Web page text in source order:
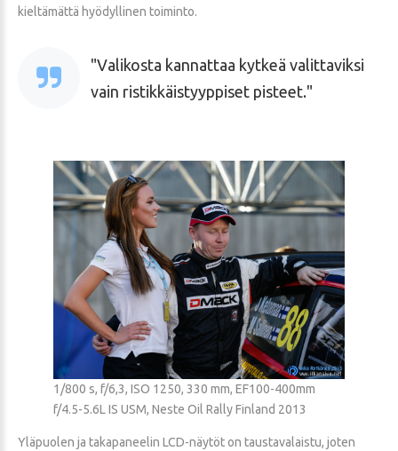
kieltämättä hyödyllinen toiminto.
Valikosta kannattaa kytkeä valittaviksi
vain ristikkäistyyppiset pisteet.
1/800 s, f/6,3, ISO 1250, 330 mm, EF100-400mm
f/4.5-5.6L IS USM, Neste Oil Rally Finland 2013
Yläpuolen ja takapaneelin LCD-näytöt on taustavalaistu, joten